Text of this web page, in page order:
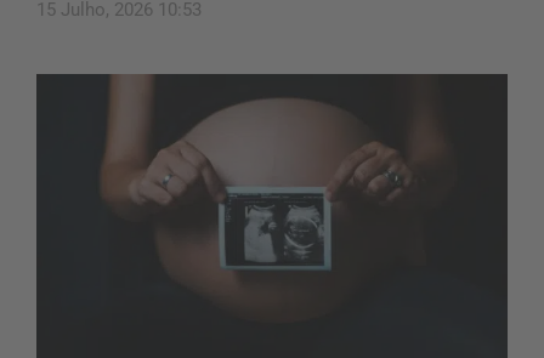
15 Julho, 2026 10:53